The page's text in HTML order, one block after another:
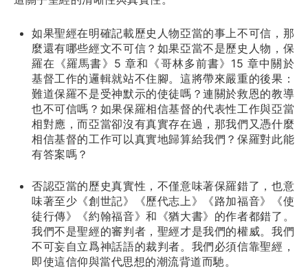
如果聖經在明確記載歷史人物亞當的事上不可信，那
麼還有哪些經文不可信？如果亞當不是歷史人物，保
羅在《羅馬書》5 章和《哥林多前書》15 章中關於
基督工作的邏輯就站不住腳。這將帶來嚴重的後果：
難道保羅不是受神默示的使徒嗎？連關於救恩的教導
也不可信嗎？如果保羅相信基督的代表性工作與亞當
相對應，而亞當卻沒有真實存在過，那我們又憑什麼
相信基督的工作可以真實地歸算給我們？保羅對此能
有答案嗎？
否認亞當的歷史真實性，不僅意味著保羅錯了，也意
味著至少《創世記》《歷代志上》《路加福音》《使
徒行傳》《約翰福音》和《猶大書》的作者都錯了。
我們不是聖經的審判者，聖經才是我們的權威。我們
不可妄自立爲神話語的裁判者。我們必須信靠聖經，
即使這信仰與當代思想的潮流背道而馳。